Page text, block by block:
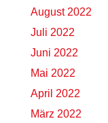
August 2022
Juli 2022
Juni 2022
Mai 2022
April 2022
März 2022